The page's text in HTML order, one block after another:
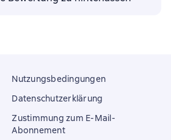
Nutzungsbedingungen
Datenschutzerklärung
Zustimmung zum E-Mail-
Abonnement